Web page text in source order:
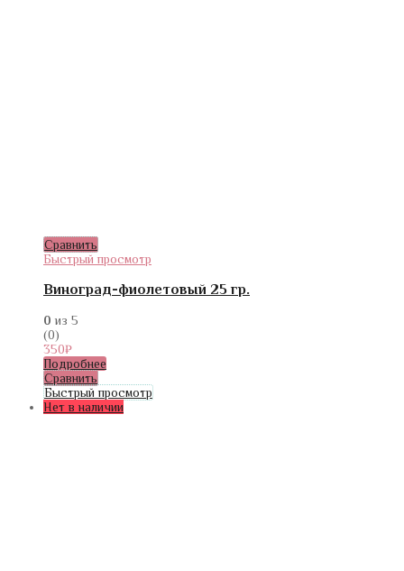
Сравнить
Быстрый просмотр
Виноград-фиолетовый 25 гр.
0 из 5
(0)
350₽
Подробнее
Сравнить
Быстрый просмотр
Нет в наличии